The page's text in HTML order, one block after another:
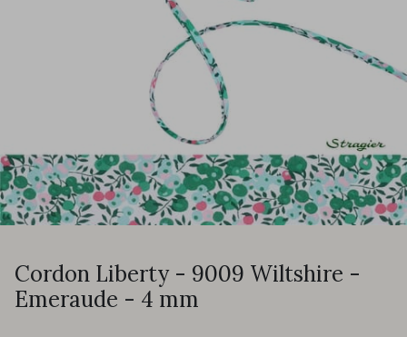
Cordon Liberty - 9009 Wiltshire -
Emeraude - 4 mm